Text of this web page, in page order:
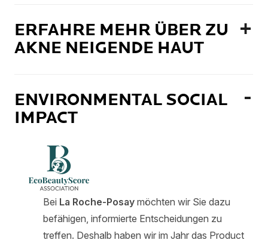
ERFAHRE MEHR ÜBER ZU
AKNE NEIGENDE HAUT
ENVIRONMENTAL SOCIAL
IMPACT